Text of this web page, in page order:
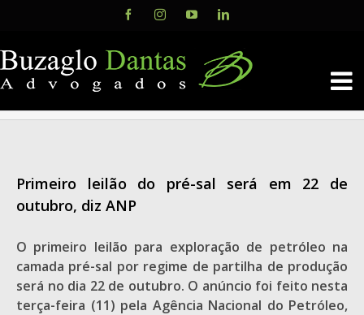
content
FacebookInstagramYouTubeLinkedIn
Primeiro leilão do pré-sal será em 22 de
outubro, diz ANP
O primeiro leilão para exploração de petróleo na
camada pré-sal por regime de partilha de produção
será no dia 22 de outubro. O anúncio foi feito nesta
terça-feira (11) pela Agência Nacional do Petróleo,